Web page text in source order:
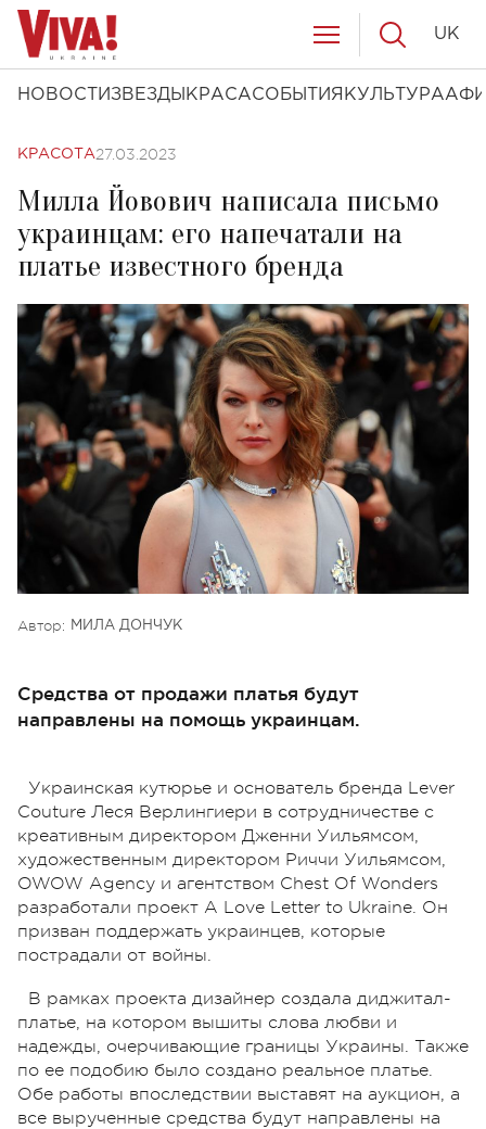
НОВОСТИ ЗВЕЗДЫ КРАСАСОБЫТИЯ КУЛЬТУРА
UK
КРАСОТА27.03.2023
Милла Йовович написала письмо
украинцам: его напечатали на
платье известного бренда
Автор: МИЛА ДОНЧУК
Средства от продажи платья будут
направлены на помощь украинцам.
Украинская кутюрье и основатель бренда Lever
Couture Леся Верлингиери в сотрудничестве с
креативным директором Дженни Уильямсом,
художественным директором Риччи Уильямсом,
OWOW Agency и агентством Chest Of Wonders
разработали проект A Love Letter to Ukraine. Он
призван поддержать украинцев, которые
пострадали от войны.
В рамках проекта дизайнер создала диджитал-
платье, на котором вышиты слова любви и
надежды, очерчивающие границы Украины. Также
по ее подобию было создано реальное платье.
Обе работы впоследствии выставят на аукцион, а
все вырученные средства будут направлены на